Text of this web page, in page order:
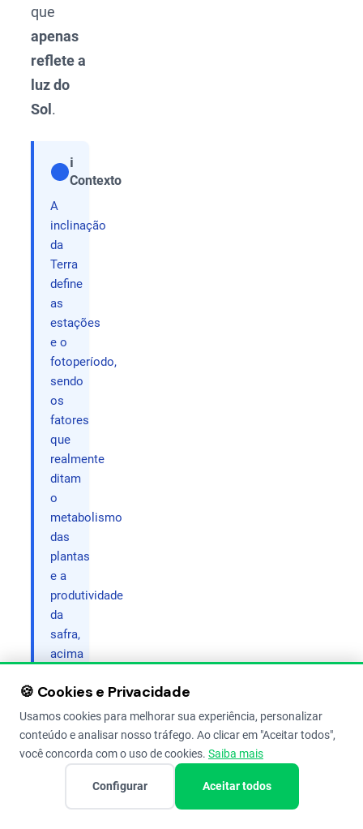
que
apenas
reflete a
luz do
Sol.
ℹ️
Contexto
A
inclinação
da
Terra
define
as
estações
e o
fotoperíodo,
sendo
os
fatores
que
realmente
ditam
o
metabolismo
das
plantas
e a
produtividade
da
safra,
acima
qualquer
fase
lunar.
esses
🍪 Cookies e Privacidade
Usamos cookies para melhorar sua experiência, personalizar
conteúdo e analisar nosso tráfego. Ao clicar em "Aceitar todos",
você concorda com o uso de cookies. Saiba mais
Configurar Aceitar todos